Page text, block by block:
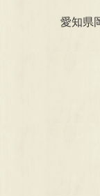
愛知県